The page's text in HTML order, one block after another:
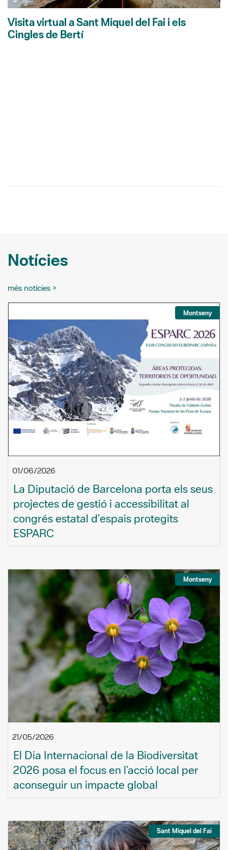
Visita virtual a Sant Miquel del Fai i els
Cingles de Bertí
Notícies
més notícies >
Montseny
01/06/2026
La Diputació de Barcelona porta els seus
projectes de gestió i accessibilitat al
congrés estatal d’espais protegits
ESPARC
Montseny
21/05/2026
El Dia Internacional de la Biodiversitat
2026 posa el focus en l’acció local per
aconseguir un impacte global
Sant Miquel del Fai